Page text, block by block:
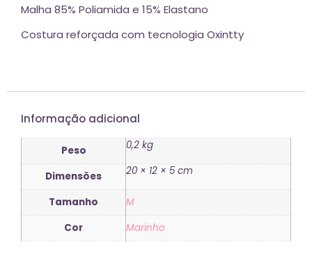
Malha 85% Poliamida e 15% Elastano
Costura reforçada com tecnologia Oxintty
Informação adicional
Peso 0,2 kg
Dimensões 20 × 12 × 5 cm
Tamanho
M
Cor
Marinho